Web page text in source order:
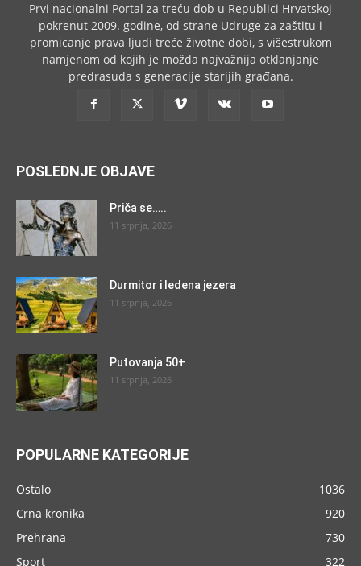
Prvi nacionalni Portal za treću dob u Republici Hrvatskoj
pokrenut 2009. godine, od strane Udruge za zaštitu i
promicanje prava ljudi treće životne dobi, s višestrukom
namjenom od kojih je možda najvažnija otklanjanje
predrasuda s generacije starijih građana.
POSLEDNJE OBJAVE
Priča se…..
11 srpnja, 2026
Durmitor i ledena jezera
11 srpnja, 2026
Putovanja 50+
11 srpnja, 2026
POPULARNE KATEGORIJE
Ostalo
1036
Crna kronika
920
Prehrana
730
Sport
322